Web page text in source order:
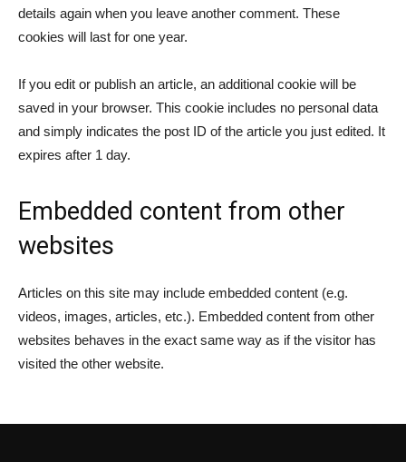
details again when you leave another comment. These
cookies will last for one year.
If you edit or publish an article, an additional cookie will be
saved in your browser. This cookie includes no personal data
and simply indicates the post ID of the article you just edited. It
expires after 1 day.
Embedded content from other
websites
Articles on this site may include embedded content (e.g.
videos, images, articles, etc.). Embedded content from other
websites behaves in the exact same way as if the visitor has
visited the other website.